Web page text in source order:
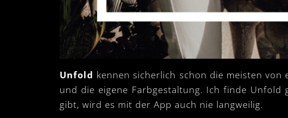
Unfold kennen sicherlich schon die meisten
und die eigene Farbgestaltung. Ich finde Unfold
gibt, wird es mit der App auch nie langweilig.